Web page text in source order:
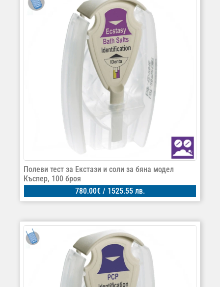
Полеви тест за Екстази и соли за бяна модел
Къспер, 100 броя
780.00€ / 1525.55 лв.